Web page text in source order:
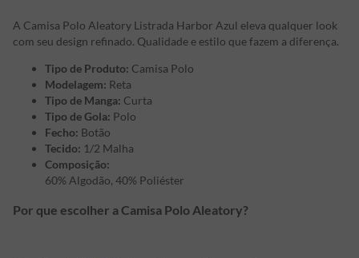
A Camisa Polo Aleatory Listrada Harbor Azul eleva qualquer look
com seu design refinado. Qualidade e estilo que fazem a diferença.
Tipo de Produto: Camisa Polo
Modelagem: Reta
Tipo de Manga: Curta
Tipo de Gola: Polo
Fecho: Botão
Tecido: 1/2 Malha
Composição:
60% Algodão, 40% Poliéster
Por que escolher a Camisa Polo Aleatory?